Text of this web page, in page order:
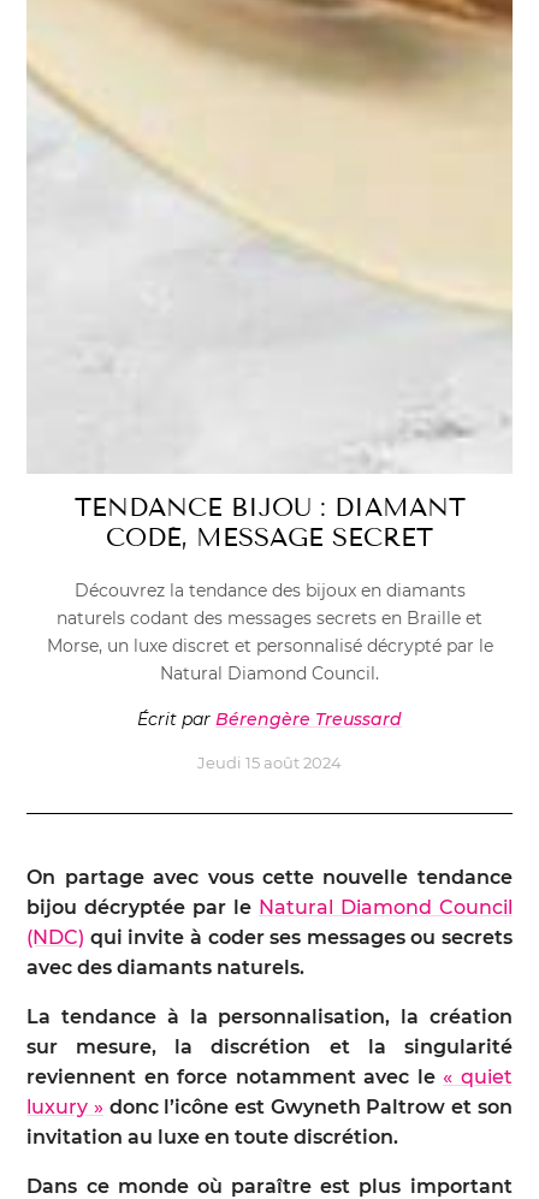
TENDANCE BIJOU : DIAMANT
CODÉ, MESSAGE SECRET
Découvrez la tendance des bijoux en diamants
naturels codant des messages secrets en Braille et
Morse, un luxe discret et personnalisé décrypté par le
Natural Diamond Council.
Écrit par Bérengère Treussard
Jeudi 15 août 2024
On partage avec vous cette nouvelle tendance
bijou décryptée par le Natural Diamond Council
(NDC) qui invite à coder ses messages ou secrets
avec des diamants naturels.
La tendance à la personnalisation, la création
sur mesure, la discrétion et la singularité
reviennent en force notamment avec le « quiet
luxury » donc l’icône est Gwyneth Paltrow et son
invitation au luxe en toute discrétion.
Dans ce monde où paraître est plus important